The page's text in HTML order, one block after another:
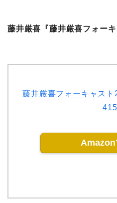
藤井厳喜『藤井厳喜フォー
藤井厳喜フォーキャス
Amazon